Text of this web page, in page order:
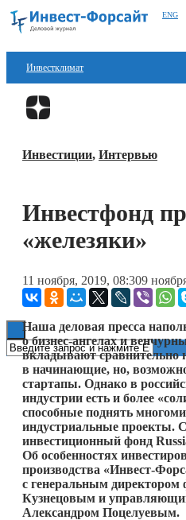
ENG
Инвестклимат
Финансы
Блокчейн
Книги
Инвестиции, Интервью
Инвестфонд
«железяки»
11 ноября, 2019, 08:309
Наша деловая пресса
о бизнес-ангелах и
вкладывают
в начинающие, но,
стартапы. Однако в
индустрии есть и более
способные поднять
индустриальные проекты.
инвестиционный фонд
Об особенностях
производства «Инвест-
с генеральным директором
Кузнецовым и
Александром Поцелуевым.